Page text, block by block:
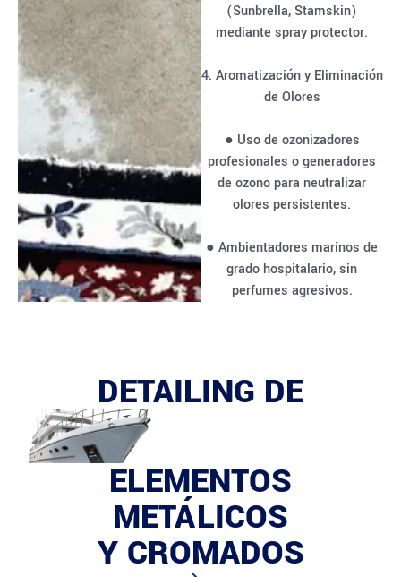
(Sunbrella, Stamskin)
mediante spray protector.
4. Aromatización y Eliminación
de Olores
● Uso de ozonizadores
profesionales o generadores
de ozono para neutralizar
olores persistentes.
● Ambientadores marinos de
grado hospitalario, sin
perfumes agresivos.
DETAILING DE
ELEMENTOS
METÁLICOS
Y CROMADOS